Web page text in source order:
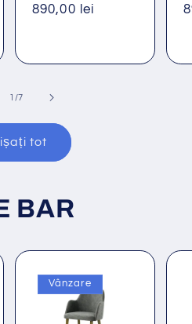
Preț
890,00 lei
1 /din
7
tot
BAR
Vânzare